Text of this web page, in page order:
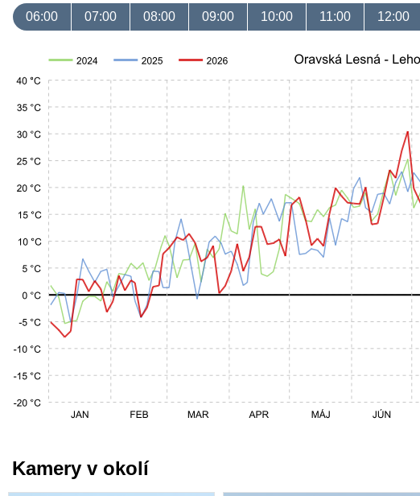
06:00 07:00 08:00 09:00 10:00 11:00 12:00
Kamery v okolí